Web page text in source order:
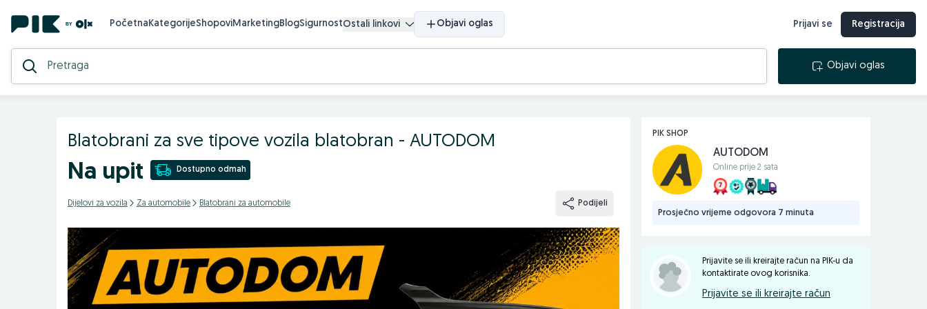
PočetnaKategorijeShopoviMarketingBlogSigurnostOstali linkovi Objavi oglas Prijavi se Registracija
Objavi oglas
Blatobrani za sve tipove vozila blatobran - AUTODOM
Na upit Dostupno odmah
Dijelovi za vozila Za automobile Blatobrani za automobile Podijeli
PIK SHOP
AUTODOM
Online prije 2 sata
Prosječno vrijeme odgovora 7 minuta
Prijavite se ili kreirajte račun na PIK-u da
kontaktirate ovog korisnika.
Prijavite se ili kreirajte račun